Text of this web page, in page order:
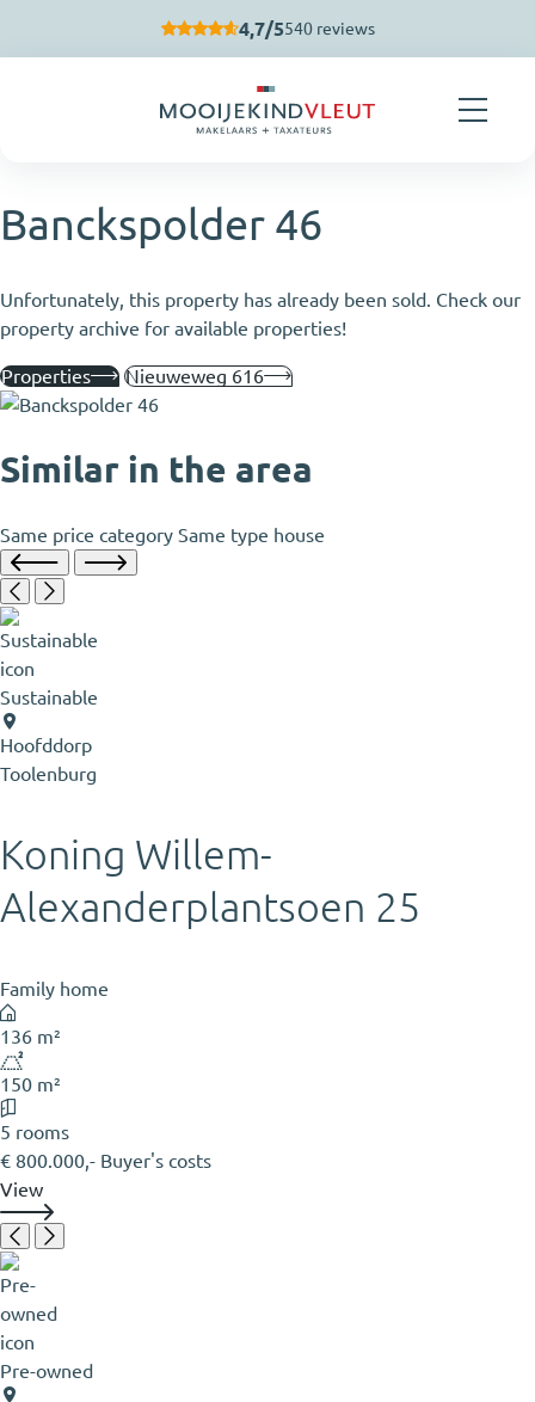
4,7/5540 reviews
Banckspolder 46
Unfortunately, this property has already been sold. Check our
property archive for available properties!
Properties Nieuweweg 616
Similar in the area
Same price category Same type house
Sustainable
Hoofddorp
Toolenburg
Koning Willem-
Alexanderplantsoen 25
Family home
136 m²
150 m²
5 rooms
€ 800.000,- Buyer's costs
View
Pre-owned